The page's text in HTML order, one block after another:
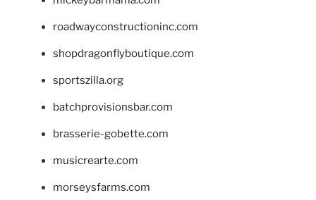
roadwayconstructioninc.com
shopdragonflyboutique.com
sportszilla.org
batchprovisionsbar.com
brasserie-gobette.com
musicrearte.com
morseysfarms.com